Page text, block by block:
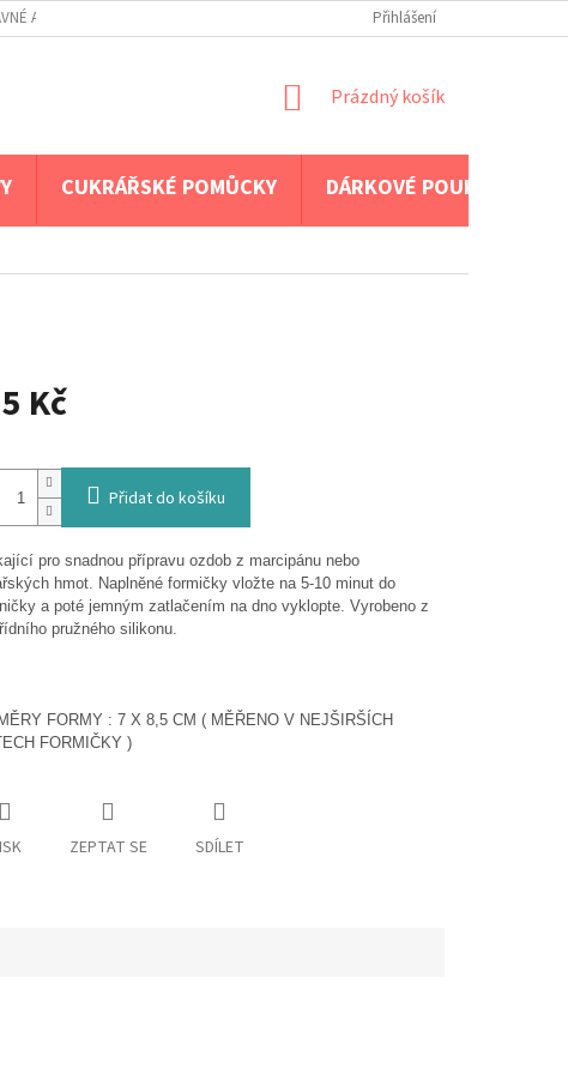
A PLATBA Přihlášení
NÁKUPNÍ
Prázdný košík
CUKRÁŘSKÉ POMŮCKY DÁRKOVÉ POUKAZY
Kč
Přidat do košíku
pro snadnou přípravu ozdob z marcipánu nebo
hmot. Naplněné formičky vložte na 5-10 minut do
a poté jemným zatlačením na dno vyklopte. Vyrobeno z
pružného silikonu.
FORMY : 7 X 8,5 CM ( MĚŘENO V NEJŠIRŠÍCH
FORMIČKY )
ZEPTAT SE SDÍLET